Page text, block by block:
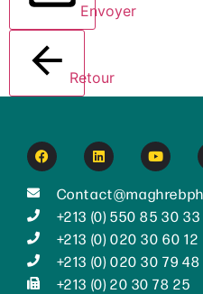
Envoyer
Retour
+213 (0) 550 85 30 33
+213 (0) 020 30 60 12
+213 (0) 020 30 79 48
+213 (0) 20 30 78 25